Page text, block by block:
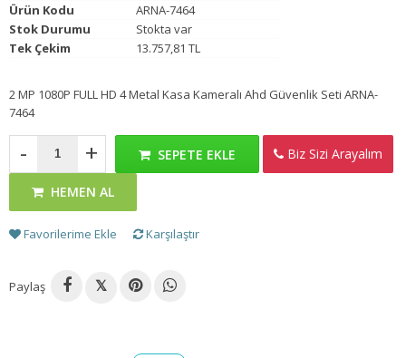
Ürün Kodu
ARNA-7464
Stok Durumu
Stokta var
Tek Çekim
13.757,81 TL
2 MP 1080P FULL HD 4 Metal Kasa Kameralı Ahd Güvenlik Seti ARNA-
7464
- + SEPETE EKLE
HEMEN AL
Favorilerime Ekle Karşılaştır
Biz Sizi Arayalım
Paylaş 𝕏